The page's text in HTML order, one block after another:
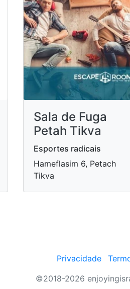
Sala de Fuga
Petah Tikva
Esportes radicais
Hameflasim 6, Petach
Tikva
Privacidade
©2018-2026